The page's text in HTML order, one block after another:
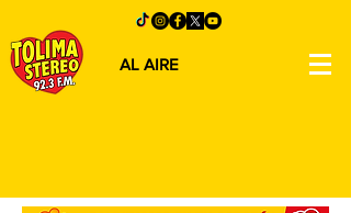
AL AIRE